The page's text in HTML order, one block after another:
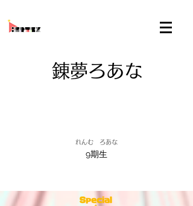
錬夢ろあな
れんむ ろあな
9期生